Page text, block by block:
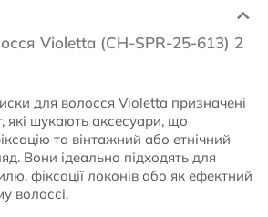
Violetta (CH-SPR-25-613) 2
для волосся Violetta призначені
які шукають аксесуари, що
та вінтажний або етнічний
Вони ідеально підходять для
фіксації локонів або як ефектний
волоссі.